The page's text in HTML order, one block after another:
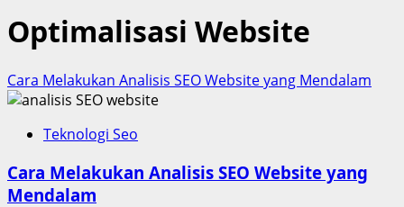
Optimalisasi Website
Cara Melakukan Analisis SEO Website yang Mendalam
Teknologi Seo
Cara Melakukan Analisis SEO Website yang
Mendalam